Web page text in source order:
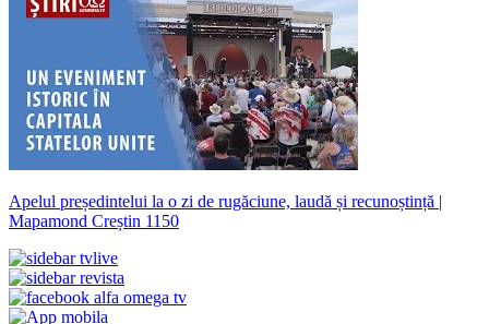
Apelul președintelui la o zi de rugăciune, laudă și recunoștință |
Mapamond Creștin 1150